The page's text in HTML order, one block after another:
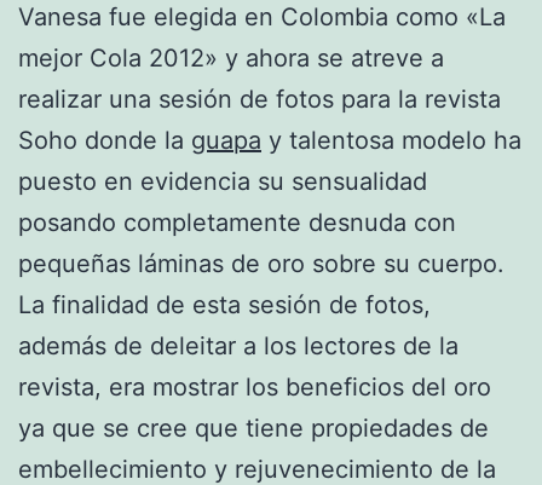
Vanesa fue elegida en Colombia como «La
mejor Cola 2012» y ahora se atreve a
realizar una sesión de fotos para la revista
Soho donde la guapa y talentosa modelo ha
puesto en evidencia su sensualidad
posando completamente desnuda con
pequeñas láminas de oro sobre su cuerpo.
La finalidad de esta sesión de fotos,
además de deleitar a los lectores de la
revista, era mostrar los beneficios del oro
ya que se cree que tiene propiedades de
embellecimiento y rejuvenecimiento de la